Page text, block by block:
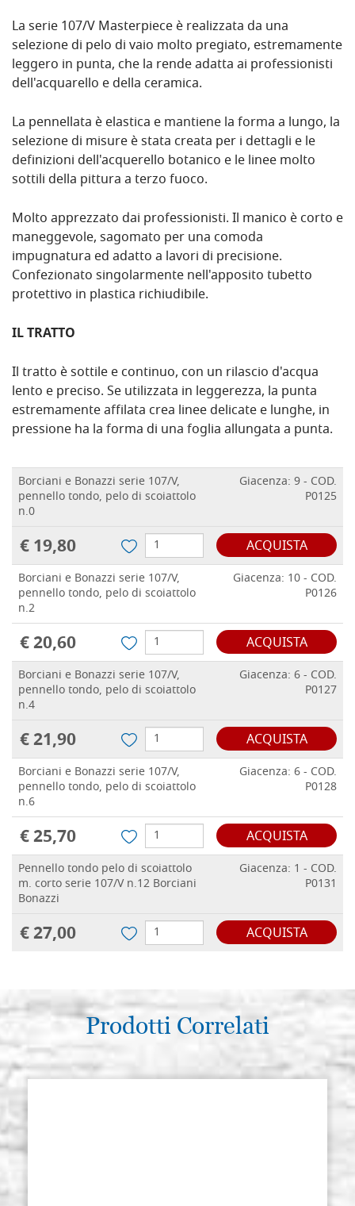
La serie 107/V Masterpiece è realizzata da una
selezione di pelo di vaio molto pregiato, estremamente
leggero in punta, che la rende adatta ai professionisti
dell'acquarello e della ceramica.
La pennellata è elastica e mantiene la forma a lungo, la
selezione di misure è stata creata per i dettagli e le
definizioni dell'acquerello botanico e le linee molto
sottili della pittura a terzo fuoco.
Molto apprezzato dai professionisti. Il manico è corto e
maneggevole, sagomato per una comoda
impugnatura ed adatto a lavori di precisione.
Confezionato singolarmente nell'apposito tubetto
protettivo in plastica richiudibile.
IL TRATTO
Il tratto è sottile e continuo, con un rilascio d'acqua
lento e preciso. Se utilizzata in leggerezza, la punta
estremamente affilata crea linee delicate e lunghe, in
pressione ha la forma di una foglia allungata a punta.
Borciani e Bonazzi serie 107/V,
pennello tondo, pelo di scoiattolo
n.0
Giacenza: 9 - COD.
P0125
€ 19,80 ACQUISTA
Borciani e Bonazzi serie 107/V,
pennello tondo, pelo di scoiattolo
n.2
Giacenza: 10 - COD.
P0126
€ 20,60 ACQUISTA
Borciani e Bonazzi serie 107/V,
pennello tondo, pelo di scoiattolo
n.4
Giacenza: 6 - COD.
P0127
€ 21,90 ACQUISTA
Borciani e Bonazzi serie 107/V,
pennello tondo, pelo di scoiattolo
n.6
Giacenza: 6 - COD.
P0128
€ 25,70 ACQUISTA
Pennello tondo pelo di scoiattolo
m. corto serie 107/V n.12 Borciani
Bonazzi
Giacenza: 1 - COD.
P0131
€ 27,00 ACQUISTA
Prodotti Correlati